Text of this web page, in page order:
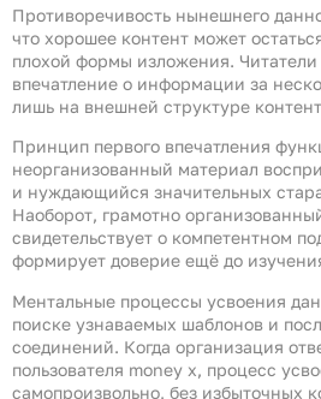
Противоречивость нынешнего
что хорошее контент может
плохой формы изложения.
впечатление о информации за
лишь на внешней структуре
Принцип первого впечатления
неорганизованный материал
и нуждающийся значительных
Наоборот, грамотно
свидетельствует о компетентном
формирует доверие ещё до
Ментальные процессы усвоения
поиске узнаваемых шаблонов и
соединений. Когда организация
пользователя money x, процесс
самопроизвольно, без избыточных